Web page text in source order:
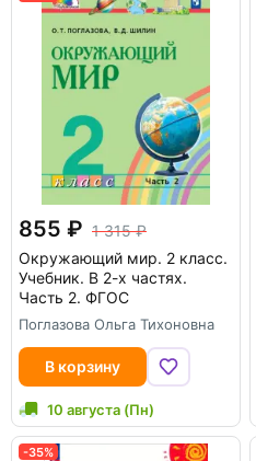
855
1 315
Окружающий мир. 2 класс.
Учебник. В 2-х частях.
Часть 2. ФГОС
Поглазова Ольга Тихоновна
В корзину
10 августа (Пн)
-35%